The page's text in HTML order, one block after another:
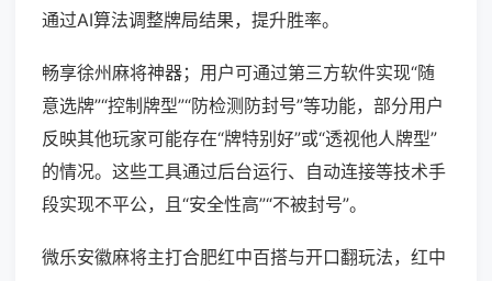
通过AI算法调整牌局结果，提升胜率。
畅享徐州麻将神器；用户可通过第三方软件实现“随
意选牌”“控制牌型”“防检测防封号”等功能，部分用户
反映其他玩家可能存在“牌特别好”或“透视他人牌型”
的情况。这些工具通过后台运行、自动连接等技术手
段实现不平公，且“安全性高”“不被封号”。
微乐安徽麻将主打合肥红中百搭与开口翻玩法，红中